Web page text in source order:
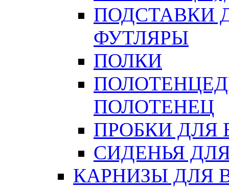
ПОДСТАВКИ
ФУТЛЯРЫ
ПОЛКИ
ПОЛОТЕНЕЦ
ПРОБКИ ДЛЯ
СИДЕНЬЯ
КАРНИЗЫ ДЛЯ